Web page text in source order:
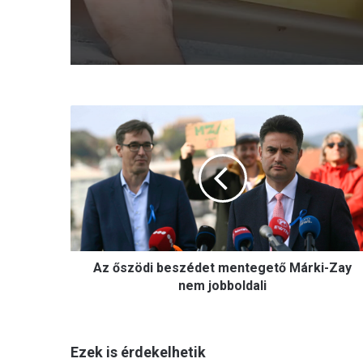
z
ő
s
z
ö
d
i
b
e
Az őszödi beszédet mentegető Márki-Zay
nem jobboldali
Ezek is érdekelhetik